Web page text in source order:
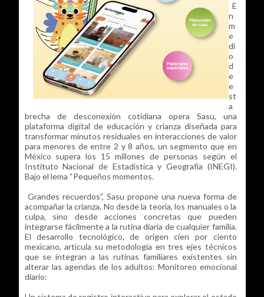
E
n
m
e
di
o
d
e
e
st
a
brecha de desconexión cotidiana opera Sasu, una
plataforma digital de educación y crianza diseñada para
transformar minutos residuales en interacciones de valor
para menores de entre 2 y 8 años, un segmento que en
México supera los 15 millones de personas según el
Instituto Nacional de Estadística y Geografía (INEGI).
Bajo el lema “Pequeños momentos.
Grandes recuerdos”, Sasu propone una nueva forma de
acompañar la crianza. No desde la teoría, los manuales o la
culpa, sino desde acciones concretas que pueden
integrarse fácilmente a la rutina diaria de cualquier familia.
El desarrollo tecnológico, de origen cien por ciento
mexicano, articula su metodología en tres ejes técnicos
que se integran a las rutinas familiares existentes sin
alterar las agendas de los adultos: Monitoreo emocional
diario: